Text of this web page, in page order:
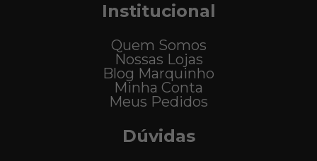
Institucional
Quem Somos
Nossas Lojas
Blog Marquinho
Minha Conta
Meus Pedidos
Dúvidas